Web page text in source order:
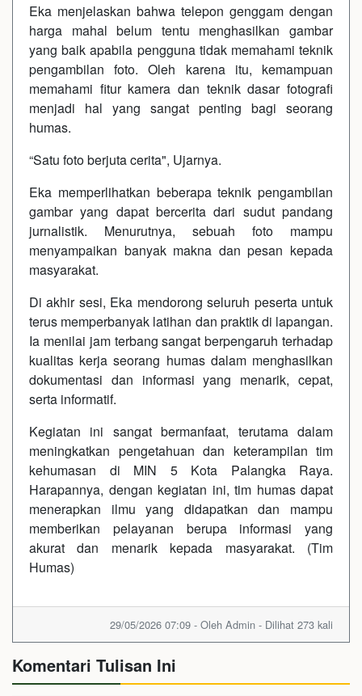
Eka menjelaskan bahwa telepon genggam dengan
harga mahal belum tentu menghasilkan gambar
yang baik apabila pengguna tidak memahami teknik
pengambilan foto. Oleh karena itu, kemampuan
memahami fitur kamera dan teknik dasar fotografi
menjadi hal yang sangat penting bagi seorang
humas.
“Satu foto berjuta cerita", Ujarnya.
Eka memperlihatkan beberapa teknik pengambilan
gambar yang dapat bercerita dari sudut pandang
jurnalistik. Menurutnya, sebuah foto mampu
menyampaikan banyak makna dan pesan kepada
masyarakat.
Di akhir sesi, Eka mendorong seluruh peserta untuk
terus memperbanyak latihan dan praktik di lapangan.
Ia menilai jam terbang sangat berpengaruh terhadap
kualitas kerja seorang humas dalam menghasilkan
dokumentasi dan informasi yang menarik, cepat,
serta informatif.
Kegiatan ini sangat bermanfaat, terutama dalam
meningkatkan pengetahuan dan keterampilan tim
kehumasan di MIN 5 Kota Palangka Raya.
Harapannya, dengan kegiatan ini, tim humas dapat
menerapkan ilmu yang didapatkan dan mampu
memberikan pelayanan berupa informasi yang
akurat dan menarik kepada masyarakat. (Tim
Humas)
29/05/2026 07:09 - Oleh Admin - Dilihat 273 kali
Komentari Tulisan Ini